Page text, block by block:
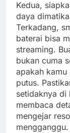
Kedua,
daya
Terkadang,
baterai bisa
streaming.
bukan cuma
apakah kamu
putus.
setidaknya
membaca
mengejar
mengganggu.